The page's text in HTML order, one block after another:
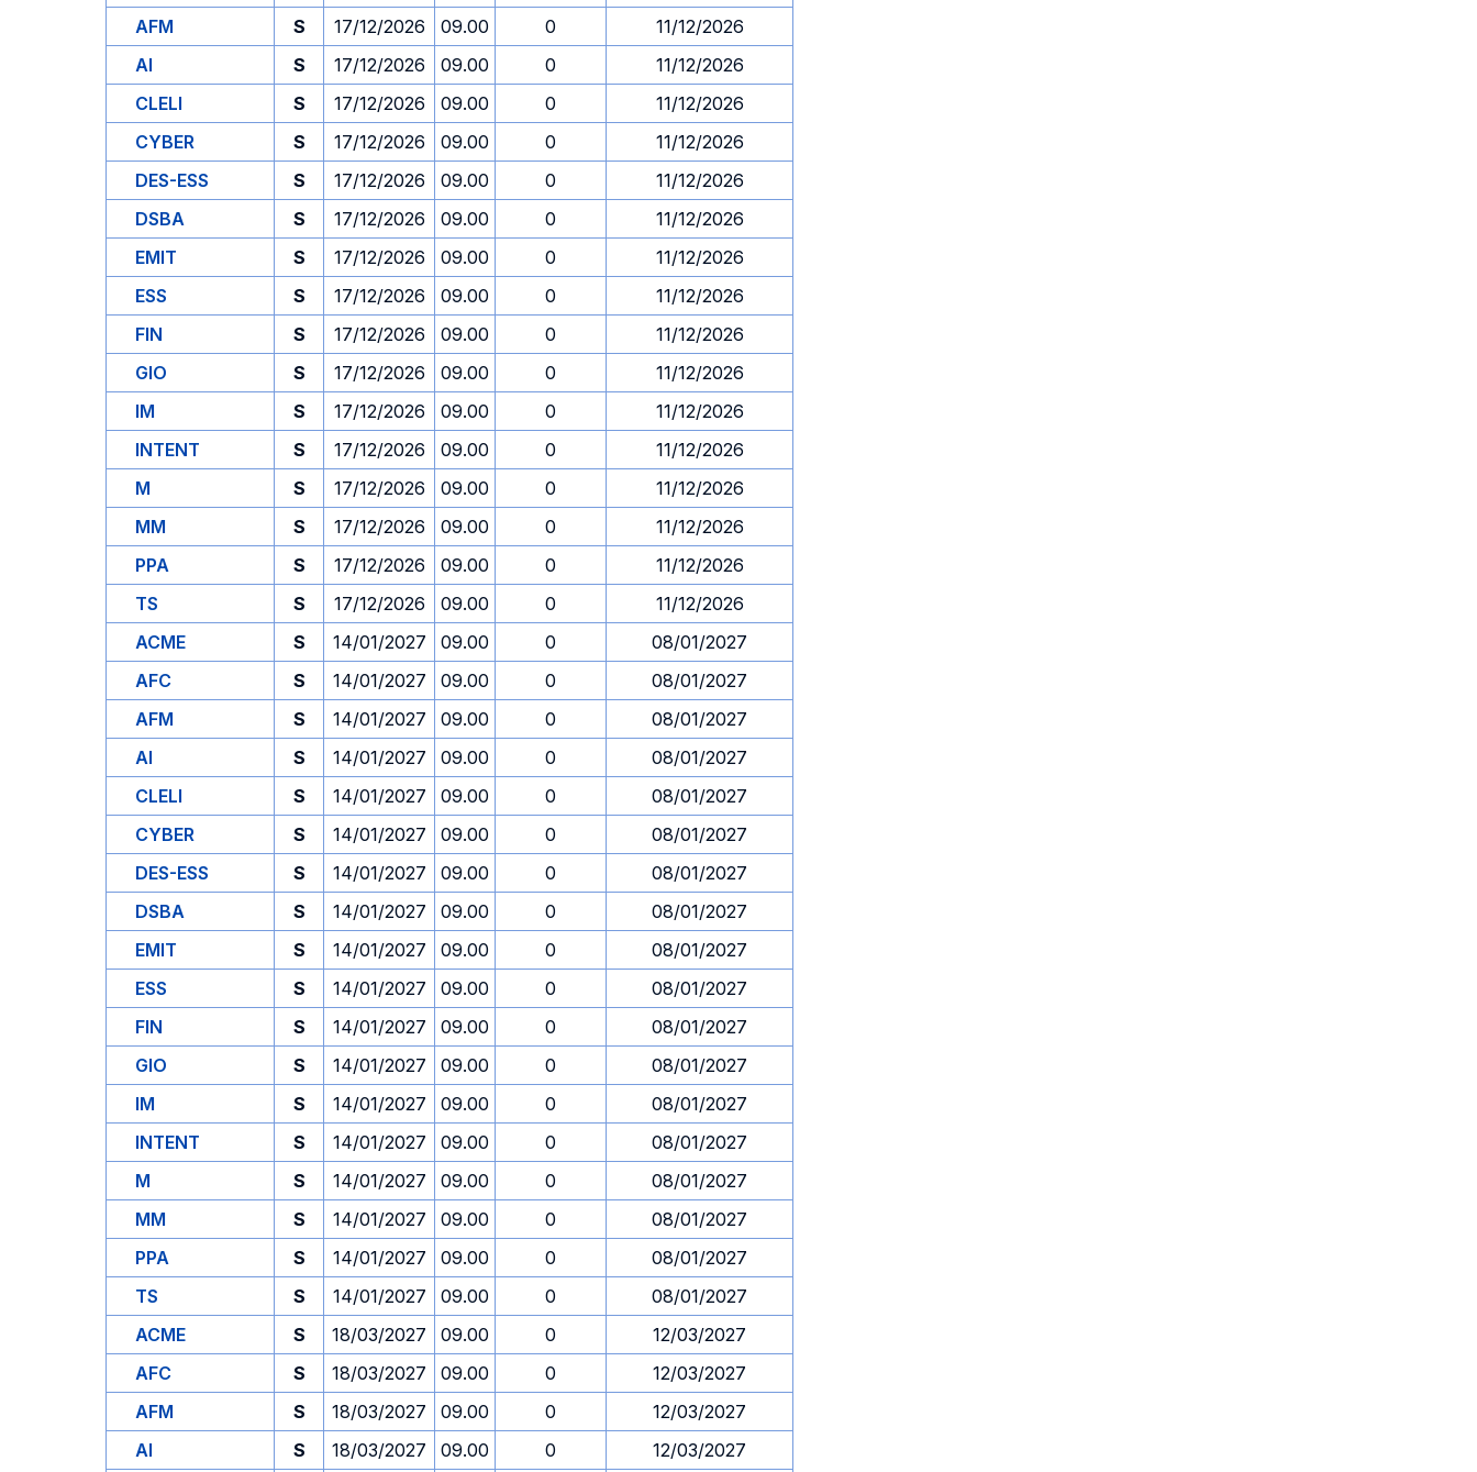
AFM
S 17/12/2026 09.00 0
11/12/2026
AI
S 17/12/2026 09.00 0
11/12/2026
CLELI
S 17/12/2026 09.00 0
11/12/2026
CYBER
S 17/12/2026 09.00 0
11/12/2026
DES-ESS
S 17/12/2026 09.00 0
11/12/2026
DSBA
S 17/12/2026 09.00 0
11/12/2026
EMIT
S 17/12/2026 09.00 0
11/12/2026
ESS
S 17/12/2026 09.00 0
11/12/2026
FIN
S 17/12/2026 09.00 0
11/12/2026
GIO
S 17/12/2026 09.00 0
11/12/2026
IM
S 17/12/2026 09.00 0
11/12/2026
INTENT
S 17/12/2026 09.00 0
11/12/2026
M
S 17/12/2026 09.00 0
11/12/2026
MM
S 17/12/2026 09.00 0
11/12/2026
PPA
S 17/12/2026 09.00 0
11/12/2026
TS
S 17/12/2026 09.00 0
11/12/2026
ACME
S 14/01/2027 09.00 0
08/01/2027
AFC
S 14/01/2027 09.00 0
08/01/2027
AFM
S 14/01/2027 09.00 0
08/01/2027
AI
S 14/01/2027 09.00 0
08/01/2027
CLELI
S 14/01/2027 09.00 0
08/01/2027
CYBER
S 14/01/2027 09.00 0
08/01/2027
DES-ESS
S 14/01/2027 09.00 0
08/01/2027
DSBA
S 14/01/2027 09.00 0
08/01/2027
EMIT
S 14/01/2027 09.00 0
08/01/2027
ESS
S 14/01/2027 09.00 0
08/01/2027
FIN
S 14/01/2027 09.00 0
08/01/2027
GIO
S 14/01/2027 09.00 0
08/01/2027
IM
S 14/01/2027 09.00 0
08/01/2027
INTENT
S 14/01/2027 09.00 0
08/01/2027
M
S 14/01/2027 09.00 0
08/01/2027
MM
S 14/01/2027 09.00 0
08/01/2027
PPA
S 14/01/2027 09.00 0
08/01/2027
TS
S 14/01/2027 09.00 0
08/01/2027
ACME
S 18/03/2027 09.00 0
12/03/2027
AFC
S 18/03/2027 09.00 0
12/03/2027
AFM
S 18/03/2027 09.00 0
12/03/2027
AI
S 18/03/2027 09.00 0
12/03/2027